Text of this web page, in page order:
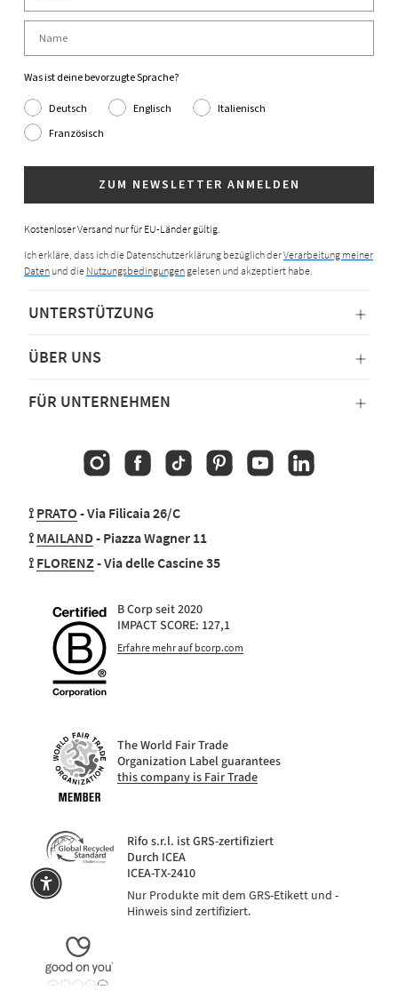
Was ist deine bevorzugte Sprache?
Deutsch Englisch
Italienisch
Französisch
ZUM NEWSLETTER ANMELDEN
Kostenloser Versand nur für EU-Länder gültig.
Ich erkläre, dass ich die Datenschutzerklärung bezüglich derVerarbeitung meiner
Daten und die Nutzungsbedingungen gelesen und akzeptiert habe.
UNTERSTÜTZUNG
ÜBER UNS
FÜR UNTERNEHMEN
InstagramFacebookTikTokPinterestYouTubeLinkedin
⟟ PRATO - Via Filicaia 26/C
⟟ MAILAND- Piazza Wagner 11
⟟ FLORENZ - Via delle Cascine 35
B Corp seit 2020
IMPACT SCORE: 127,1
Erfahre mehr auf bcorp.com
The World Fair Trade
Organization Label guarantees
this company is Fair Trade
Rifo s.r.l. ist GRS-zertifiziert
Durch ICEA
ICEA-TX-2410
Nur Produkte mit dem GRS-Etikett und -
Hinweis sind zertifiziert.